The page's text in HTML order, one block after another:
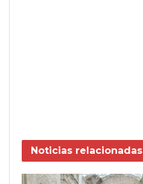
Noticias relacionadas